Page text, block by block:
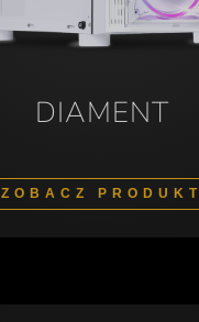
DIAMENT
ZOBACZ PRODUKT